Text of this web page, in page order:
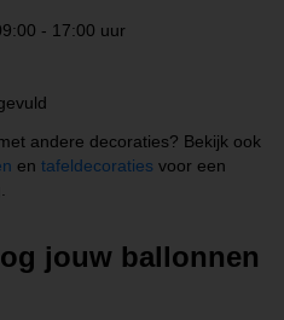
- 17:00 uur
andere decoraties? Bekijk ook
en tafeldecoraties voor een
jouw ballonnen